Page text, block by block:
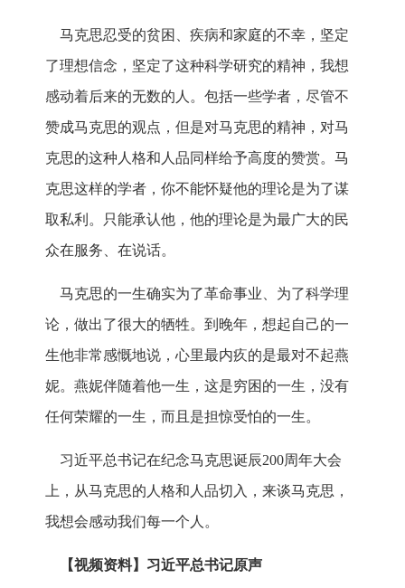
马克思忍受的贫困、疾病和家庭的不幸，坚定
了理想信念，坚定了这种科学研究的精神，我想
感动着后来的无数的人。包括一些学者，尽管不
赞成马克思的观点，但是对马克思的精神，对马
克思的这种人格和人品同样给予高度的赞赏。马
克思这样的学者，你不能怀疑他的理论是为了谋
取私利。只能承认他，他的理论是为最广大的民
众在服务、在说话。
马克思的一生确实为了革命事业、为了科学理
论，做出了很大的牺牲。到晚年，想起自己的一
生他非常感慨地说，心里最内疚的是最对不起燕
妮。燕妮伴随着他一生，这是穷困的一生，没有
任何荣耀的一生，而且是担惊受怕的一生。
习近平总书记在纪念马克思诞辰200周年大会
上，从马克思的人格和人品切入，来谈马克思，
我想会感动我们每一个人。
【视频资料】习近平总书记原声